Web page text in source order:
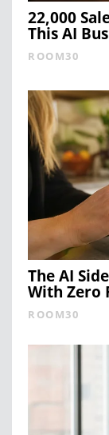
22,000
This AI
ROOM30
The AI
With Zero
ROOM30